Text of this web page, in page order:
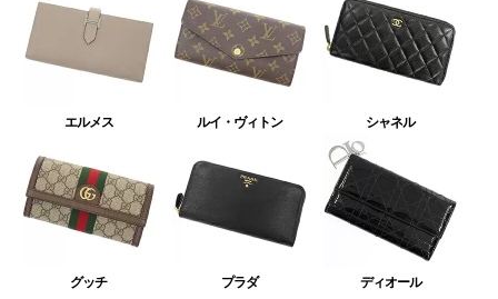
エルメス ルイ・ヴィトン シャネル
グッチ プラダ ディオール